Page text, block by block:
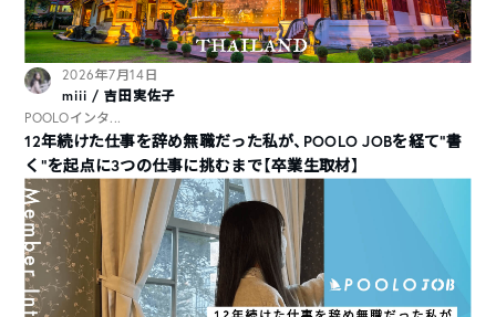
2026年7月14日
miii / 吉田実佐子
POOLOインタ...
12年続けた仕事を辞め無職だった私が、POOLO JOBを経て“書
く”を起点に3つの仕事に挑むまで【卒業生取材】